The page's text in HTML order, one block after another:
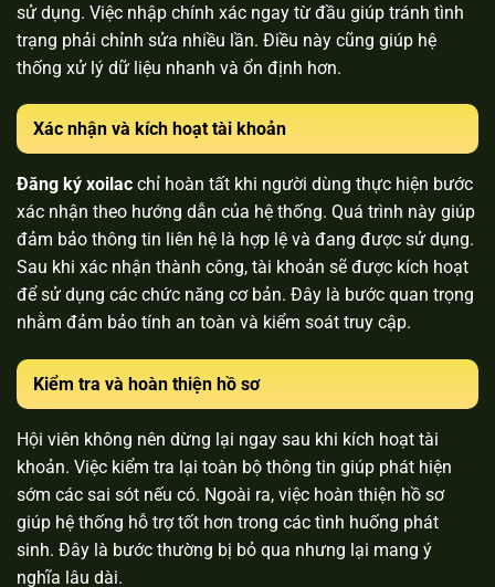
sử dụng. Việc nhập chính xác ngay từ đầu giúp tránh tình
trạng phải chỉnh sửa nhiều lần. Điều này cũng giúp hệ
thống xử lý dữ liệu nhanh và ổn định hơn.
Xác nhận và kích hoạt tài khoản
Đăng ký xoilac chỉ hoàn tất khi người dùng thực hiện bước
xác nhận theo hướng dẫn của hệ thống. Quá trình này giúp
đảm bảo thông tin liên hệ là hợp lệ và đang được sử dụng.
Sau khi xác nhận thành công, tài khoản sẽ được kích hoạt
để sử dụng các chức năng cơ bản. Đây là bước quan trọng
nhằm đảm bảo tính an toàn và kiểm soát truy cập.
Kiểm tra và hoàn thiện hồ sơ
Hội viên không nên dừng lại ngay sau khi kích hoạt tài
khoản. Việc kiểm tra lại toàn bộ thông tin giúp phát hiện
sớm các sai sót nếu có. Ngoài ra, việc hoàn thiện hồ sơ
giúp hệ thống hỗ trợ tốt hơn trong các tình huống phát
sinh. Đây là bước thường bị bỏ qua nhưng lại mang ý
nghĩa lâu dài.